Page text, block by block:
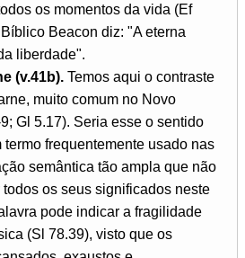
os momentos da vida (Ef
Beacon diz: "A eterna
liberdade".
(v.41b). Temos aqui o contraste
muito comum no Novo
Gl 5.17). Seria esse o sentido
termo frequentemente usado nas
semântica tão ampla que não
os seus significados neste
pode indicar a fragilidade
(Sl 78.39), visto que os